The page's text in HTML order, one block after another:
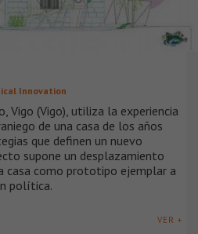
Innovation
Vigo (Vigo), utiliza la experiencia
de una casa de los años
que definen un nuevo
supone un desplazamiento
casa como prototipo ejemplar a
política.
VER +